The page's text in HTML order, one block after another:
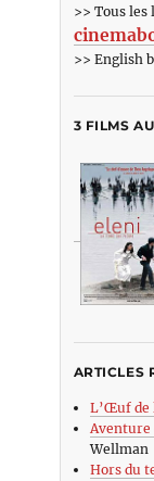
>> Tous
>> English
3 FILMS
ARTICLES
L’Œuf de
Aventure
Wellman
Hors du